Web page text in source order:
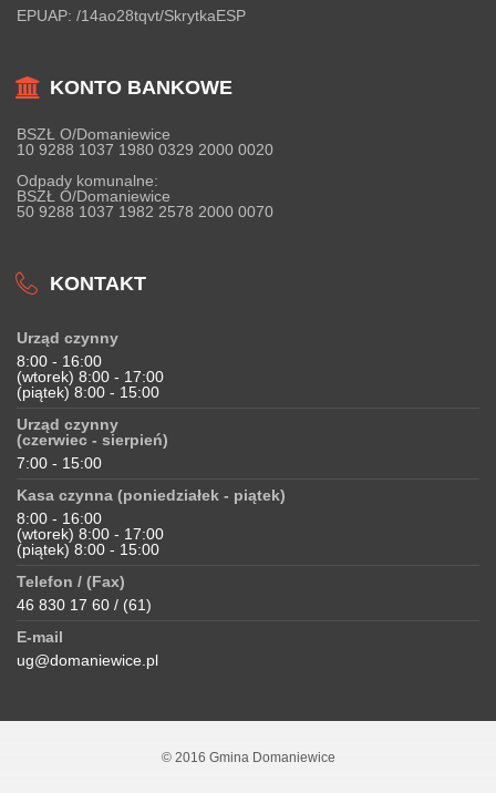
EPUAP: /14ao28tqvt/SkrytkaESP
KONTO BANKOWE
BSZŁ O/Domaniewice
10 9288 1037 1980 0329 2000 0020
Odpady komunalne:
BSZŁ O/Domaniewice
50 9288 1037 1982 2578 2000 0070
KONTAKT
Urząd czynny
8:00 - 16:00
(wtorek) 8:00 - 17:00
(piątek) 8:00 - 15:00
Urząd czynny
(czerwiec - sierpień)
7:00 - 15:00
Kasa czynna (poniedziałek - piątek)
8:00 - 16:00
(wtorek) 8:00 - 17:00
(piątek) 8:00 - 15:00
Telefon / (Fax)
46 830 17 60 / (61)
E-mail
ug@domaniewice.pl
© 2016 Gmina Domaniewice